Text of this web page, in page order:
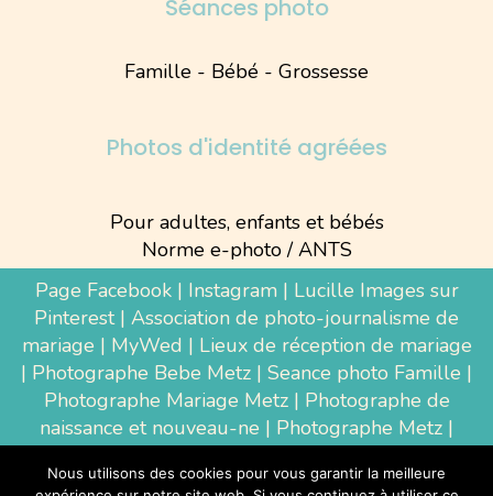
Séances photo
Famille - Bébé - Grossesse
Photos d'identité agréées
Pour adultes, enfants et bébés
Norme e-photo / ANTS
Page Facebook| Instagram| Lucille Images sur
Pinterest| Association de photo-journalisme de
mariage | MyWed | Lieux de réception de mariage
| Photographe Bebe Metz | Seance photo Famille |
Photographe Mariage Metz| Photographe de
naissance et nouveau-ne | Photographe Metz |
Luxembourg|Photographe Thionville|
Nous utilisons des cookies pour vous garantir la meilleure